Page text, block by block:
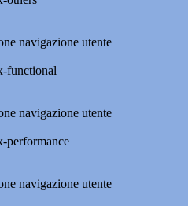
navigazione utente
functional
navigazione utente
performance
navigazione utente